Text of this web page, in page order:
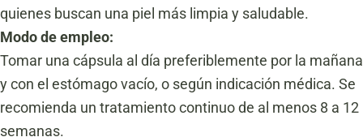
quienes buscan una piel más limpia y saludable.
Modo de empleo:
Tomar una cápsula al día preferiblemente por la mañana
y con el estómago vacío, o según indicación médica. Se
recomienda un tratamiento continuo de al menos 8 a 12
semanas.